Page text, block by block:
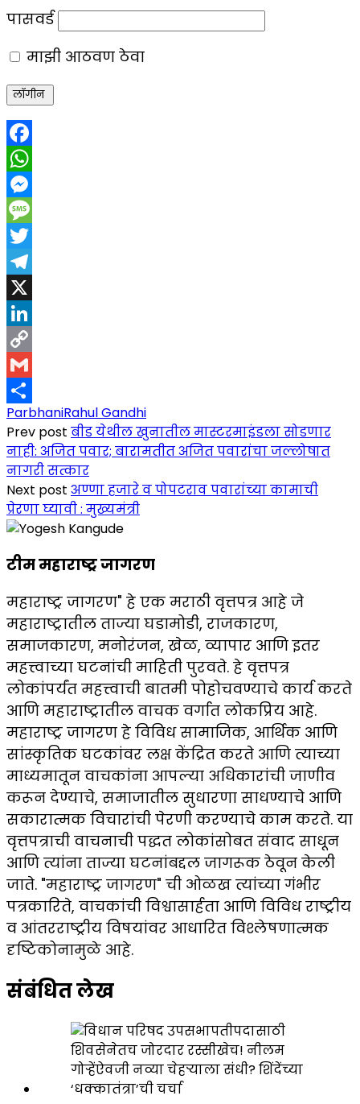
पासवर्ड
माझी आठवण ठेवा
Facebook
WhatsApp
Messenger
Message
Twitter
Telegram
X
LinkedIn
Copy
Link
Gmail
Share
ParbhaniRahul Gandhi
Prev post बीड येथील खुनातील मास्टरमाइंडला सोडणार
नाही: अजित पवार; बारामतीत अजित पवारांचा जल्लोषात
नागरी सत्कार
Next post अण्णा हजारे व पोपटराव पवारांच्या कामाची
प्रेरणा घ्यावी : मुख्यमंत्री
टीम महाराष्ट्र जागरण
महाराष्ट्र जागरण" हे एक मराठी वृत्तपत्र आहे जे
महाराष्ट्रातील ताज्या घडामोडी, राजकारण,
समाजकारण, मनोरंजन, खेळ, व्यापार आणि इतर
महत्त्वाच्या घटनांची माहिती पुरवते. हे वृत्तपत्र
लोकांपर्यंत महत्त्वाची बातमी पोहोचवण्याचे कार्य करते
आणि महाराष्ट्रातील वाचक वर्गात लोकप्रिय आहे.
महाराष्ट्र जागरण हे विविध सामाजिक, आर्थिक आणि
सांस्कृतिक घटकांवर लक्ष केंद्रित करते आणि त्याच्या
माध्यमातून वाचकांना आपल्या अधिकारांची जाणीव
करून देण्याचे, समाजातील सुधारणा साधण्याचे आणि
सकारात्मक विचारांची पेरणी करण्याचे काम करते. या
वृत्तपत्राची वाचनाची पद्धत लोकांसोबत संवाद साधून
आणि त्यांना ताज्या घटनांबद्दल जागरूक ठेवून केली
जाते. "महाराष्ट्र जागरण" ची ओळख त्यांच्या गंभीर
पत्रकारिते, वाचकांची विश्वासार्हता आणि विविध राष्ट्रीय
व आंतरराष्ट्रीय विषयांवर आधारित विश्लेषणात्मक
दृष्टिकोनामुळे आहे.
संबंधित लेख